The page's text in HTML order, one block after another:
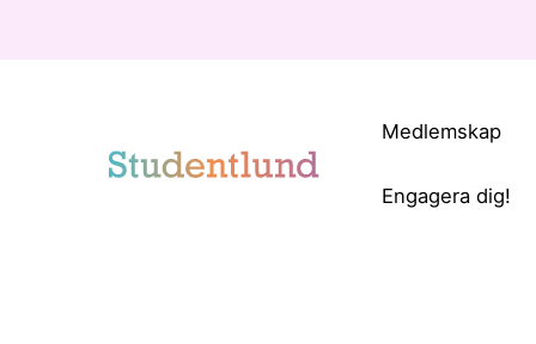
Medlemskap
Engagera dig!